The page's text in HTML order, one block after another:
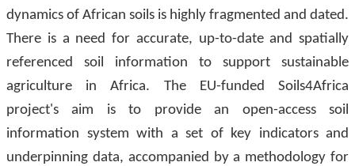
dynamics of African soils is highly fragmented and dated.
There is a need for accurate, up-to-date and spatially
referenced soil information to support sustainable
agriculture in Africa. The EU-funded Soils4Africa
project's aim is to provide an open-access soil
information system with a set of key indicators and
underpinning data, accompanied by a methodology for